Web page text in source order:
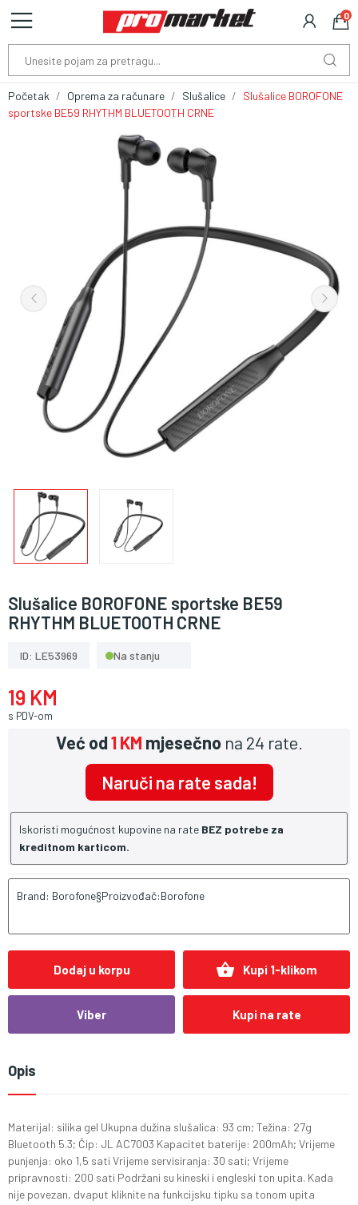
0
Početak Oprema za računare Slušalice
Slušalice BOROFONE
sportske BE59 RHYTHM BLUETOOTH CRNE
Slušalice BOROFONE sportske BE59
RHYTHM BLUETOOTH CRNE
ID: LE53969 Na stanju
19 KM
s PDV-om
Već od1 KM mjesečno na 24 rate.
Naruči na rate sada!
Iskoristi mogućnost kupovine na rate BEZ potrebe za
kreditnom karticom.
Brand: Borofone§Proizvođač:Borofone
Dodaj u korpu shopping_basket Kupi 1-klikom
Viber Kupi na rate
Opis
Materijal: silika gel Ukupna dužina slušalica: 93 cm; Težina: 27g
Bluetooth 5.3; Čip: JL AC7003 Kapacitet baterije: 200mAh; Vrijeme
punjenja: oko 1,5 sati Vrijeme servisiranja: 30 sati; Vrijeme
pripravnosti: 200 sati Podržani su kineski i engleski ton upita. Kada
nije povezan, dvaput kliknite na funkcijsku tipku sa tonom upita